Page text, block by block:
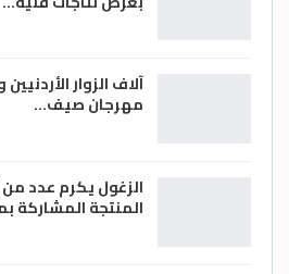
آلاف الزوار
مهرجان صيف…
الزغول يكرم عدد من
المنتجة المشاركة